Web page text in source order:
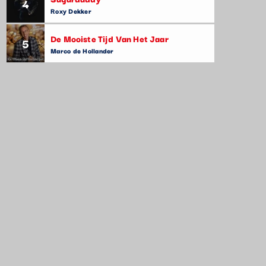
4 Roxy Dekker
5 De Mooiste Tijd Van Het Jaar
Marco de Hollander